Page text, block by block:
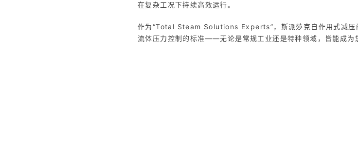
在复杂工况下持续高效运行。
作为“Total Steam Solutions Experts”，斯派莎克自作用式减压
流体压力控制的标准——无论是常规工业还是特种领域，皆能成为